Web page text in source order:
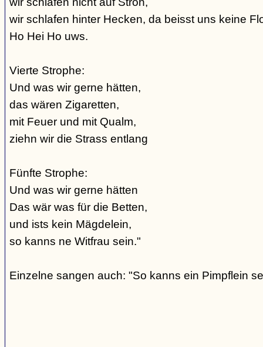
wir schlafen hinter Hecken, da beisst uns keine
Ho Hei Ho uws.
Vierte Strophe:
Und was wir gerne hätten,
das wären Zigaretten,
mit Feuer und mit Qualm,
ziehn wir die Strass entlang
Fünfte Strophe:
Und was wir gerne hätten
Das wär was für die Betten,
und ists kein Mägdelein,
so kanns ne Witfrau sein."
Einzelne sangen auch: "So kanns ein Pimpflein